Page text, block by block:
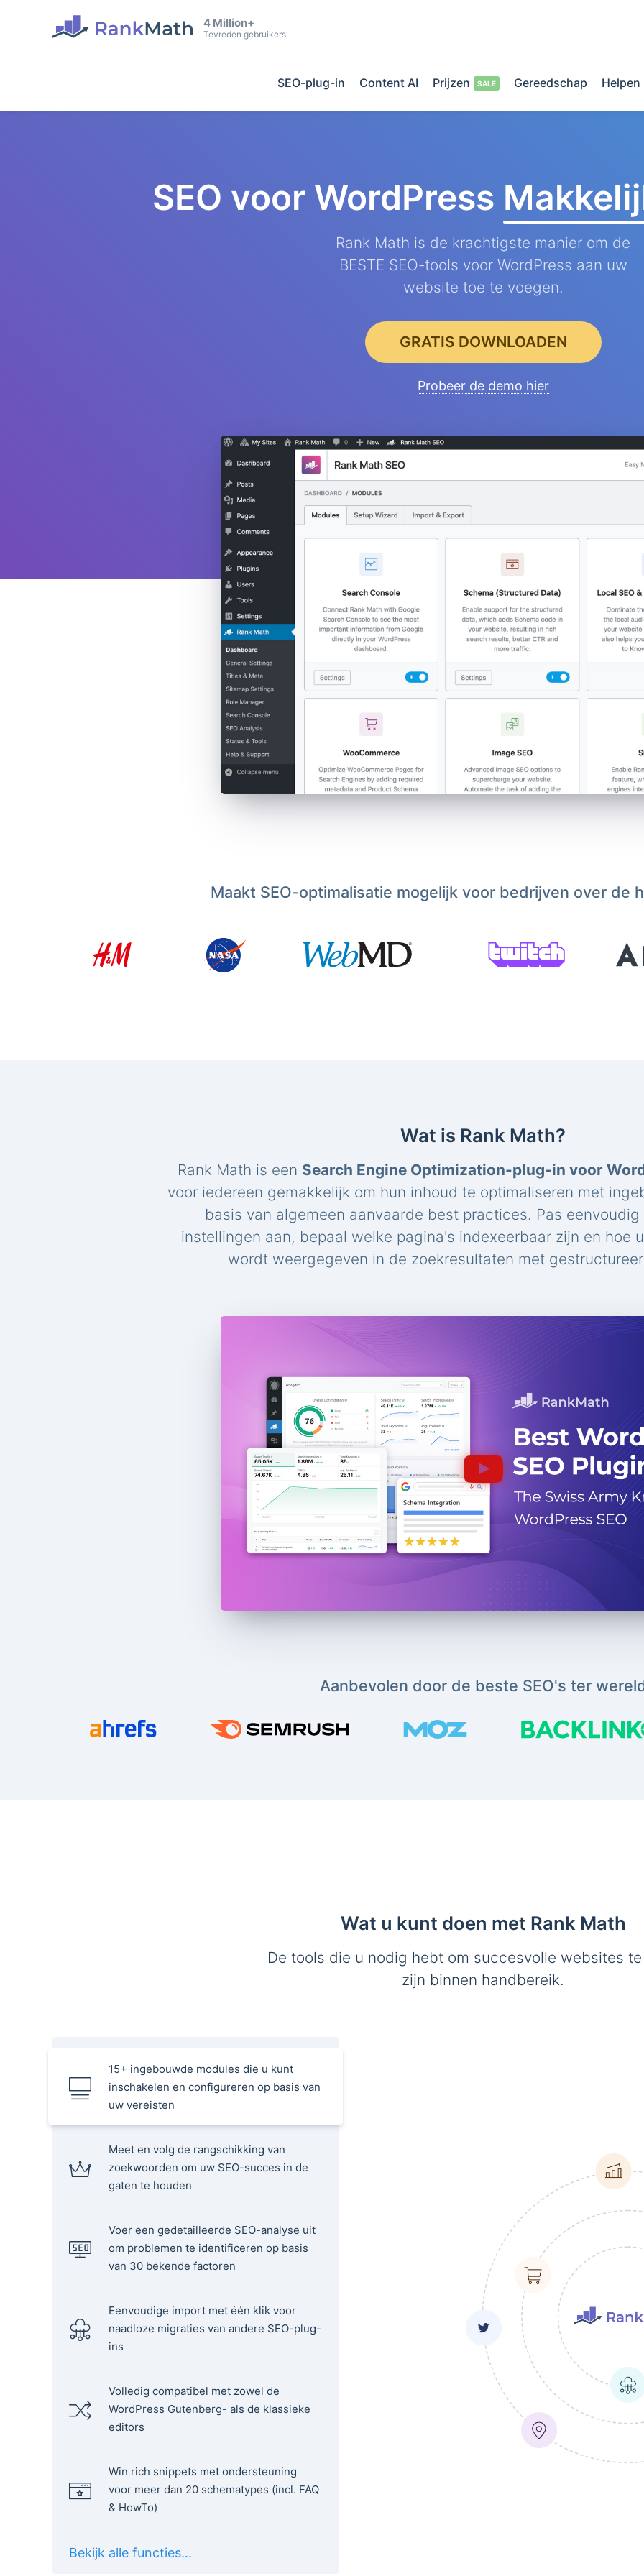
4 Million+
Tevreden gebruikers
SEO-plug-in Content AI Prijzen Gereedschap Helpen
SEO voor WordPress
Rank Math is de krachtigste manier om de
BESTE SEO-tools voor WordPress aan uw
website toe te voegen.
GRATIS DOWNLOADEN
Probeer de demo hier
Maakt SEO-optimalisatie mogelijk voor bedrijven over de
Wat is Rank Math?
Rank Math is een Search Engine Optimization-plug-in voor
voor iedereen gemakkelijk om hun inhoud te optimaliseren met
basis van algemeen aanvaarde best practices. Pas
instellingen aan, bepaal welke pagina's indexeerbaar zijn en hoe
wordt weergegeven in de zoekresultaten met
Aanbevolen door de beste SEO's ter
Wat u kunt doen met Rank Math
De tools die u nodig hebt om succesvolle websites
zijn binnen handbereik.
15+ ingebouwde modules die u kunt
inschakelen en configureren op basis van
uw vereisten
Meet en volg de rangschikking van
zoekwoorden om uw SEO-succes in de
gaten te houden
Voer een gedetailleerde SEO-analyse uit
om problemen te identificeren op basis
van 30 bekende factoren
Eenvoudige import met één klik voor
naadloze migraties van andere SEO-plug-
ins
Volledig compatibel met zowel de
WordPress Gutenberg- als de klassieke
editors
Win rich snippets met ondersteuning
voor meer dan 20 schematypes (incl. FAQ
& HowTo)
Bekijk alle functies...